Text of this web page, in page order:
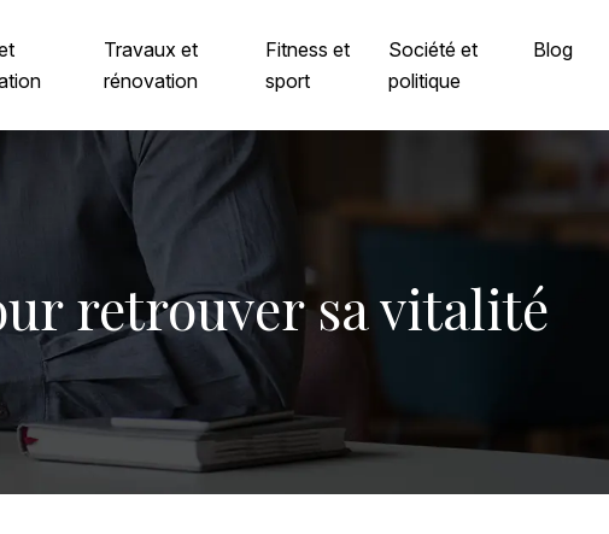
Travaux et
rénovation
Fitness et
sport
Société et
politique
Blog
retrouver sa vitalité